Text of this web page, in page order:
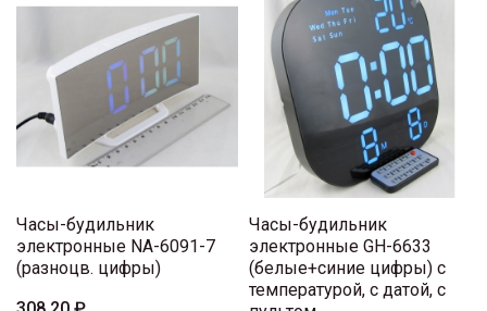
Часы-будильник
электронные NA-6091-7
(разноцв. цифры)
Часы-будильник
электронные GH-6633
(белые+синие цифры) с
температурой, с датой, с